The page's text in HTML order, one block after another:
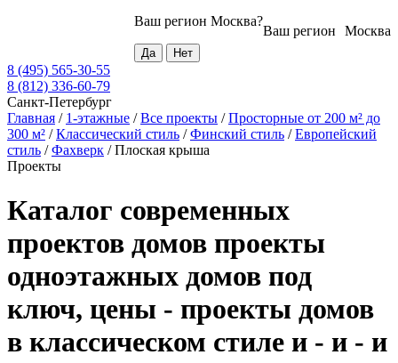
Москва
Ваш регион
Ваш регион Москва?
8 (495) 565-30-55
8 (812) 336-60-79
Санкт-Петербург
Главная / 1-этажные /Все проекты /Просторные от 200 м² до
300 м² /Классический стиль /Финский стиль /Европейский
стиль /Фахверк /Плоская крыша
Проекты
Каталог современных
проектов домов проекты
одноэтажных домов под
ключ, цены - проекты домов
в классическом стиле и - и - и